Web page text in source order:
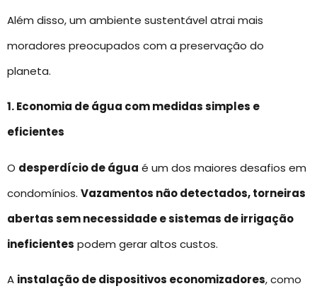
Além disso, um ambiente sustentável atrai mais
moradores preocupados com a preservação do
planeta.
1. Economia de água com medidas simples e
eficientes
O desperdício de água é um dos maiores desafios em
condomínios. Vazamentos não detectados, torneiras
abertas sem necessidade e sistemas de irrigação
ineficientes podem gerar altos custos.
A instalação de dispositivos economizadores, como